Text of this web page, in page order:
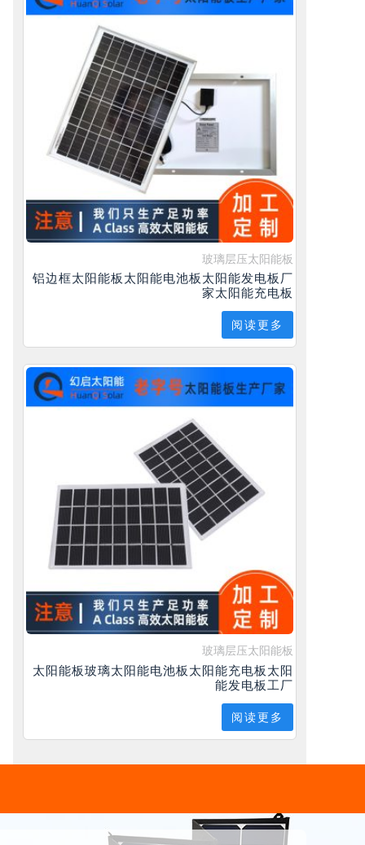
玻璃层压太阳能板
铝边框太阳能板太阳能电池板太阳能发电板厂
家太阳能充电板
阅读更多
玻璃层压太阳能板
太阳能板玻璃太阳能电池板太阳能充电板太阳
能发电板工厂
阅读更多